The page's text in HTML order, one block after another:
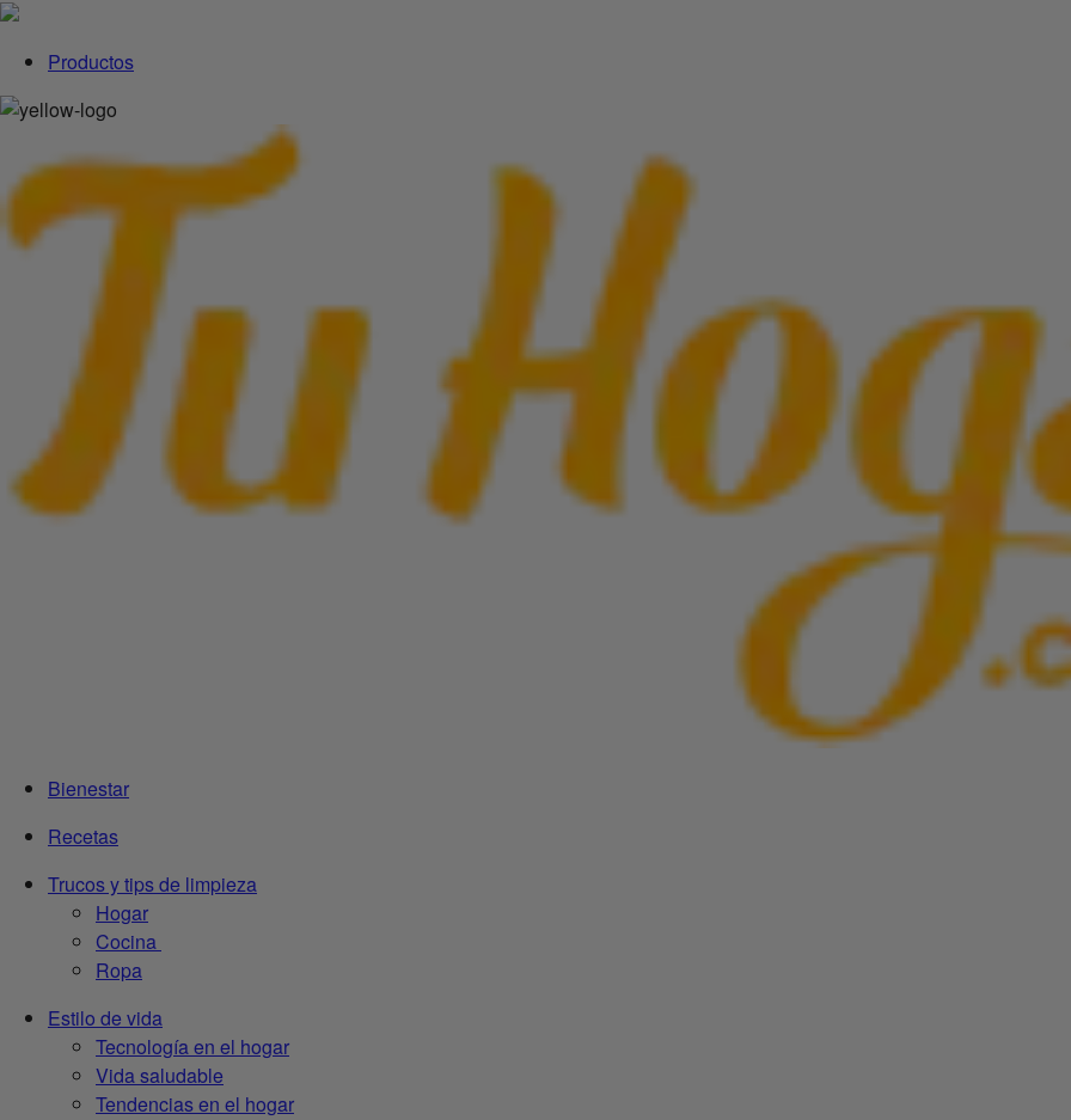
Productos
Bienestar
Recetas
Trucos y tips de limpieza
Hogar
Cocina
Ropa
Estilo de vida
Tecnología en el hogar
Vida saludable
Tendencias en el hogar